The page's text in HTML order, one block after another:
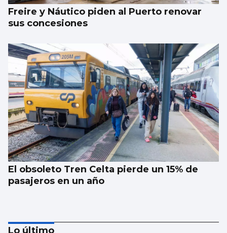
Freire y Náutico piden al Puerto renovar
sus concesiones
El obsoleto Tren Celta pierde un 15% de
pasajeros en un año
Lo último